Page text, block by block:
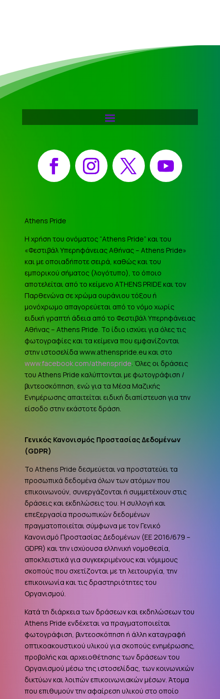
Facebook Instagram X YouTube
Athens Pride
Η χρήση του ονόματος “Athens Pride” και του
«Φεστιβάλ Υπερηφάνειας Αθήνας – Athens Pride»
και με οποιαδήποτε σειρά, καθώς και του
εμπορικού σήματος (λογότυπο), το όποιο
αποτελείται από το κείμενο ATHENS PRIDE και τον
Παρθενώνα σε χρώμα ουράνιου τόξου ή
μονόχρωμο απαγορεύεται από το νόμο χωρίς
ειδική γραπτή άδεια από το Φεστιβάλ Υπερηφάνειας
Αθήνας – Athens Pride. Το ίδιο ισχύει για όλες τις
φωτογραφίες και τα κείμενα που εμφανίζονται
στην ιστοσελίδα www.athenspride.eu και στο
www.facebook.com/athenspride. Όλες οι δράσεις
του Athens Pride καλύπτονται με φωτογράφιση /
βιντεοσκόπηση, ενώ για τα Μέσα Μαζικής
Ενημέρωσης απαιτείται ειδική διαπίστευση για την
είσοδο στην εκάστοτε δράση.
Γενικός Κανονισμός Προστασίας Δεδομένων
(GDPR)
Το Athens Pride δεσμεύεται να προστατεύει τα
προσωπικά δεδομένα όλων των ατόμων που
επικοινωνούν, συνεργάζονται ή συμμετέχουν στις
δράσεις και εκδηλώσεις του. Η συλλογή και
επεξεργασία προσωπικών δεδομένων
πραγματοποιείται σύμφωνα με τον Γενικό
Κανονισμό Προστασίας Δεδομένων (ΕΕ 2016/679 –
GDPR) και την ισχύουσα ελληνική νομοθεσία,
αποκλειστικά για συγκεκριμένους και νόμιμους
σκοπούς που σχετίζονται με τη λειτουργία, την
επικοινωνία και τις δραστηριότητες του
Οργανισμού.
Κατά τη διάρκεια των δράσεων και εκδηλώσεων του
Athens Pride ενδέχεται να πραγματοποιείται
φωτογράφιση, βιντεοσκόπηση ή άλλη καταγραφή
οπτικοακουστικού υλικού για σκοπούς ενημέρωσης,
προβολής και αρχειοθέτησης των δράσεων του
Οργανισμού μέσω της ιστοσελίδας, των κοινωνικών
δικτύων και λοιπών επικοινωνιακών μέσων. Άτομα
που επιθυμούν την αφαίρεση υλικού στο οποίο